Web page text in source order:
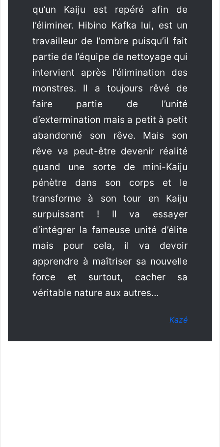
qu’un Kaiju est repéré afin de
l’éliminer. Hibino Kafka lui, est un
travailleur de l’ombre puisqu’il fait
partie de l’équipe de nettoyage qui
intervient après l’élimination des
monstres. Il a toujours rêvé de
faire partie de l’unité
d’extermination mais a petit à petit
abandonné son rêve. Mais son
rêve va peut-être devenir réalité
quand une sorte de mini-Kaiju
pénètre dans son corps et le
transforme à son tour en Kaiju
surpuissant ! Il va essayer
d’intégrer la fameuse unité d’élite
mais pour cela, il va devoir
apprendre à maîtriser sa nouvelle
force et surtout, cacher sa
véritable nature aux autres…
Kazé